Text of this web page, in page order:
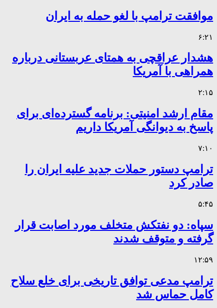
موافقت ترامپ با لغو حمله به ایران
۶:۲۱
هشدار عراقچی به همتای عربستانی درباره
همراهی با آمریکا
۲:۱۵
مقام ارشد امنیتی: برنامه گسترده‌ای برای
پاسخ به دیوانگی آمریکا داریم
۷:۱۰
ترامپ دستور حملات جدید علیه ایران را
صادر کرد
۵:۴۵
سپاه: دو نفتکش متخلف مورد اصابت قرار
گرفته و متوقف شدند
۱۲:۵۹
ترامپ مدعی توافق تاریخی برای خلع سلاح
کامل حماس شد